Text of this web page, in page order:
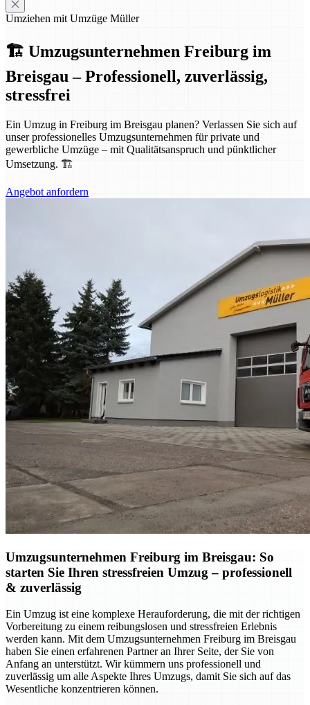
Umziehen mit Umzüge Müller
🏗️ Umzugsunternehmen Freiburg im
Breisgau – Professionell, zuverlässig,
stressfrei
Ein Umzug in Freiburg im Breisgau planen? Verlassen Sie sich auf
unser professionelles Umzugsunternehmen für private und
gewerbliche Umzüge – mit Qualitätsanspruch und pünktlicher
Umsetzung. 🏗️
Angebot anfordern
Umzugsunternehmen Freiburg im Breisgau: So
starten Sie Ihren stressfreien Umzug – professionell
& zuverlässig
Ein Umzug ist eine komplexe Herauforderung, die mit der richtigen
Vorbereitung zu einem reibungslosen und stressfreien Erlebnis
werden kann. Mit dem Umzugsunternehmen Freiburg im Breisgau
haben Sie einen erfahrenen Partner an Ihrer Seite, der Sie von
Anfang an unterstützt. Wir kümmern uns professionell und
zuverlässig um alle Aspekte Ihres Umzugs, damit Sie sich auf das
Wesentliche konzentrieren können.